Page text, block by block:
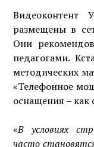
Видеоконтент
размещены в
Они
педагогами.
методических
«Телефонное
оснащения – как
«В условиях
часто